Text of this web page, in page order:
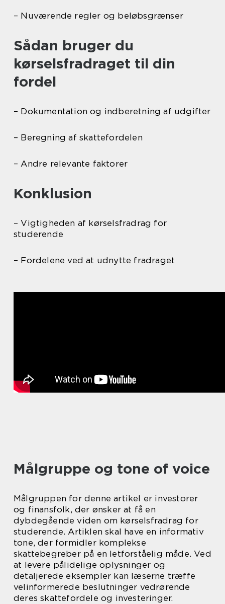
– Nuværende regler og beløbsgrænser
Sådan bruger du
kørselsfradraget til din
fordel
– Dokumentation og indberetning af udgifter
– Beregning af skattefordelen
– Andre relevante faktorer
Konklusion
– Vigtigheden af kørselsfradrag for
studerende
– Fordelene ved at udnytte fradraget
Målgruppe og tone of voice
Målgruppen for denne artikel er investorer
og finansfolk, der ønsker at få en
dybdegående viden om kørselsfradrag for
studerende. Artiklen skal have en informativ
tone, der formidler komplekse
skattebegreber på en letforståelig måde. Ved
at levere pålidelige oplysninger og
detaljerede eksempler kan læserne træffe
velinformerede beslutninger vedrørende
deres skattefordele og investeringer.